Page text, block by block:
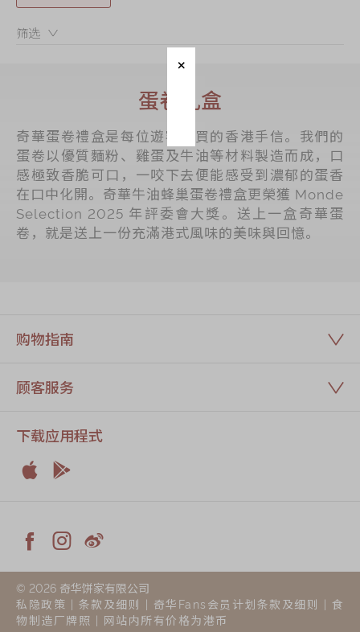
筛选：
蛋卷礼盒
奇華蛋卷禮盒是每位遊客必買的香港手信。我們的
蛋卷以優質麵粉、雞蛋及牛油等材料製造而成，口
感極致香脆可口，一咬下去便能感受到濃郁的蛋香
在口中化開。奇華牛油蜂巢蛋卷禮盒更榮獲 Monde
Selection 2025 年評委會大獎。送上一盒奇華蛋
卷，就是送上一份充滿港式風味的美味與回憶。

Facebook

Instagram

Weiblog
购物指南
顾客服务
下载应用程式


© 2026 奇华饼家有限公司
私隐政策 | 条款及细则 | 奇华Fans会员计划条款及细则 | 食
物制造厂牌照 | 网站内所有价格为港币